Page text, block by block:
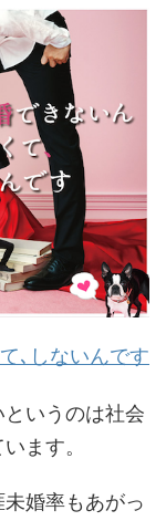
､しないんです
いうのは社会
ます。
婚率もあがっ